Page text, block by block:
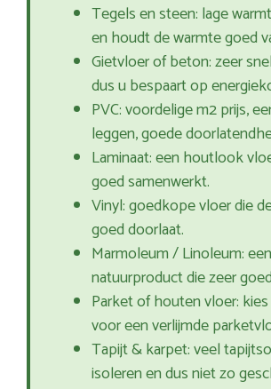
Tegels en steen: lage
en houdt de warmte goed
Gietvloer of beton: zeer
dus u bespaart op
PVC: voordelige m2 prijs,
leggen, goede
Laminaat: een houtlook
goed samenwerkt.
Vinyl: goedkope vloer die
goed doorlaat.
Marmoleum / Linoleum: een
natuurproduct die zeer
Parket of houten vloer:
voor een verlijmde
Tapijt & karpet: veel
isoleren en dus niet zo